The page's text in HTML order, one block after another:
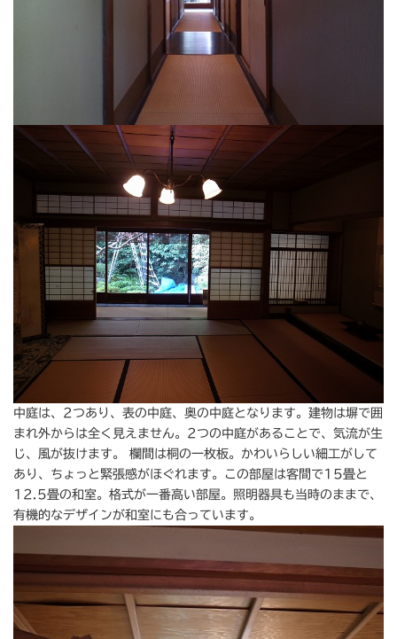
中庭は、2つあり、表の中庭、奥の中庭となります。建物は塀で囲
まれ外からは全く見えません。2つの中庭があることで、気流が生
じ、風が抜けます。 欄間は桐の一枚板。かわいらしい細工がして
あり、ちょっと緊張感がほぐれます。この部屋は客間で15畳と
12.5畳の和室。格式が一番高い部屋。照明器具も当時のままで、
有機的なデザインが和室にも合っています。